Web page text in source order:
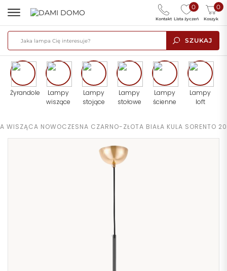
SZUKAJ
0
Lista życzeń
0
Koszyk
Kontakt
Żyrandole
Lampy
wiszące
Lampy
stojące
Lampy
stołowe
Lampy
ścienne
Lampy
loft
WISZĄCA NOWOCZESNA CZARNO-ZŁOTA BIAŁA KULA SORENTO 20